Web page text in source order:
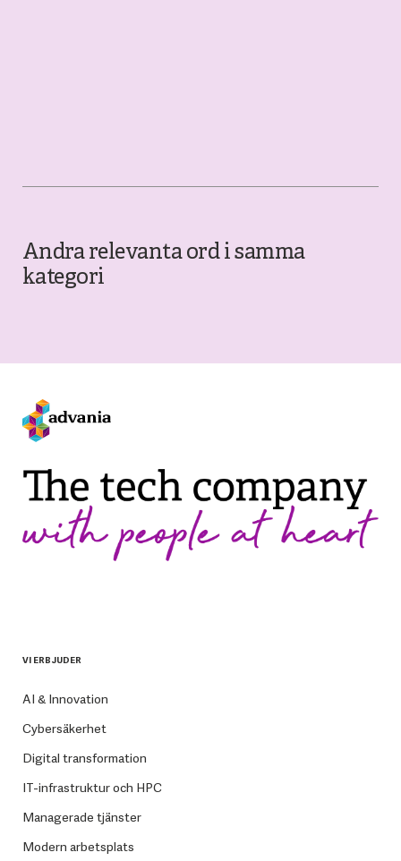
Andra relevanta ord i samma
kategori
VI ERBJUDER
AI & Innovation
Cybersäkerhet
Digital transformation
IT-infrastruktur och HPC
Managerade tjänster
Modern arbetsplats